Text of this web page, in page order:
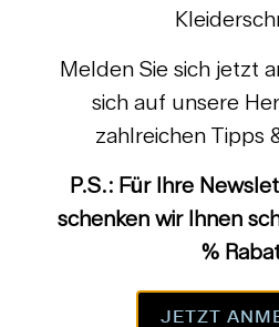
Rutschhemmender
Hosenbügel KH C
(10)10
€ 2,47
Melden Sie sich jetzt
sich auf unsere
zahlreichen Tipps
P.S.: Für Ihre
schenken wir Ihnen
%
JETZT